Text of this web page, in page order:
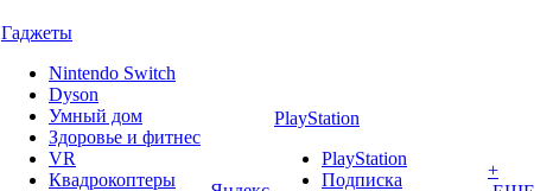
Гаджеты
Nintendo Switch
Dyson
Умный дом
Здоровье и фитнес
VR
Квадрокоптеры
PlayStation
PlayStation
Подписка
+